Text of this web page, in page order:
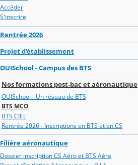
Accéder
S'inscrire
Rentrée 2026
Projet d'établissement
OUISchool - Campus des BTS
Nos formations post-bac et aéronautique
OUISchool - Un réseau de BTS
BTS MCO
BTS CIEL
Rentrée 2026 - Inscriptions en BTS et en CS
Filière aéronautique
Dossier inscription CS Aéro et BTS Aéro